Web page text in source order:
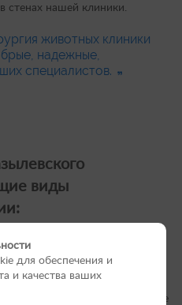
стенах нашей клиники.
животных клиники
надежные,
специалистов.
виды
не требуется
для сохранения его
постепенно, после
для обеспечения и
и качества ваших